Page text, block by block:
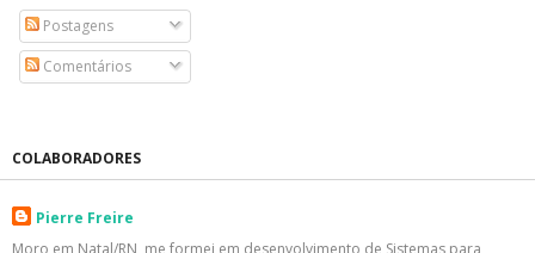
Postagens
Comentários
COLABORADORES
Pierre Freire
Moro em Natal/RN, me formei em desenvolvimento de Sistemas para